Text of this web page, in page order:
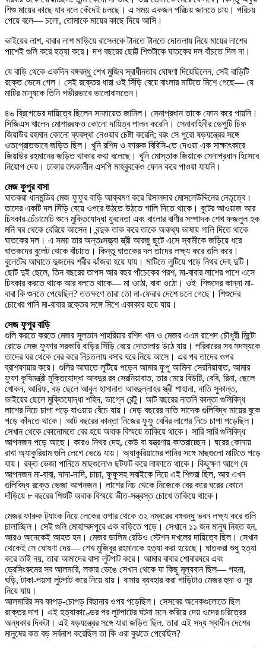
শিশু মায়ের কাছে যাব বলে কেঁদেই চলছে। এ সময় একজন পরিচয় জানতে চায়। পরিচয়
পেয়ে বলে— চলো, তোমাকে মায়ের কাছে দিয়ে আসি।
ভাইয়ের লাশ, বাবার লাশ মাড়িয়ে রাসেলকে টানতে টানতে দোতলায় নিয়ে মায়ের লাশের
পাশেই গুলি করে হত্যা করে। দশ বছরের ছোট্ট শিশুটাকে ঘাতকের দল বাঁচতে দিল না।
যে বাড়ি থেকে একদিন বঙ্গবন্ধু শেখ মুজিব স্বাধীনতার ঘোষণা দিয়েছিলেন, সেই বাড়িটি
রক্তে ভেসে গেল। সেই রক্তের ধারা ওই সিঁড়ি বেয়ে বাংলার মাটিতে মিশে গেছে— যে
মাটির মানুষকে তিনি গভীরভাবে ভালোবাসতেন।
৪৬ ব্রিগেডের দায়িত্বে ছিলেন সাফায়েত জামিল। সেনাপ্রধান তাকে ফোন করে পায়নি।
সিজিএস খালেদ মোশাররফও কোনো দায়িত্ব পালন করেনি। সেনাবাহিনীর ডেপুটি চিফ
জিয়াউর রহমান কোনো ব্যবস্থা নেওয়ার চেষ্টা করেনি; বরং সে পুরো ষড়যন্ত্রের সঙ্গে
ওতপ্রোতভাবে জড়িত ছিল। খুনি রশিদ ও ফারুক বিবিসি-তে দেওয়া এক সাক্ষাৎকারে
জিয়াউর রহমানের জড়িত থাকার কথা বলেছে। খুনি মোস্তাক জিয়াকে সেনাপ্রধান হিসেবে
নিয়োগ দেয়। ঢাকার তৎকালীন এসপি মাহবুবকেও ফোন করে পাওয়া যায়নি।
মেজ ফুপুর বাসা
ঘাতকরা ধানমন্ডির মেজ ফুফুর বাড়ি আক্রমণ করে রিসালদার মোসলেউদ্দিনের নেতৃত্বে।
তাদের একটি দল সিঁড়ি বেয়ে ওপরে উঠতে উঠতে গালি দিতে থাকে। বুটের আওয়াজ আর
চিৎকার-চেঁচামেচি শুনে মুক্তিযোদ্ধা যুবনেতা এবং বাংলার বাণীর সম্পাদক শেখ ফজলুল হক
মনি ঘর থেকে বেরিয়ে আসেন। বন্দুক তাক করে তাকে অকথ্য ভাষায় গালি দিতে থাকে
ঘাতকের দল। এ সময় তার অন্তঃসত্ত্বা স্ত্রী আরজু ছুটে এসে স্বামীকে জড়িয়ে ধরে
ঘাতকদের বুলেট থেকে বাঁচাতে। কিন্তু ঘাতকের দল তাদের লক্ষ্য করে গুলি করে।
বুলেটের আঘাতে দুজনের শরীর ঝাঁজরা হয়ে যায়। মাটিতে লুটিয়ে পড়ে নিথর দেহ দুটি।
ছোট দুই ছেলে, তিন বছরের তাপস আর বছর পাঁচেকের পরশ, মা-বাবার লাশের পাশে এসে
চিৎকার করতে থাকে আর বলতে থাকে— মা ওঠো, বাবা ওঠো। ওই শিশুদের কান্না মা-
বাবা কি শুনতে পেয়েছিল? ততক্ষণে তারা তো না-ফেরার দেশে চলে গেছে। শিশুদের
চোখের পানি মা-বাবার রক্তের সঙ্গে মিশে একাকার হয়ে যায়।
সেজ ফুপুর বাড়ি
গুলি করতে করতে মেজর সুলতান শাহরিয়ার রশিদ খান ও মেজর এএম রাশেদ চৌধুরী মিন্টো
রোডে সেজ ফুফার সরকারি বাড়ির সিঁড়ি বেয়ে দোতালায় উঠে যায়। পরিবারের সব সদস্যকে
তাদের ঘর থেকে বের করে নিচতলায় বসার ঘরে নিয়ে আসে। এর পর তাদের ওপর
ব্রাশফায়ার করে। গুলির আঘাতে লুটিয়ে পড়েন আমার ফুপু আমিনা সেরনিয়াবাত, আমার
ফুফা কৃষিমন্ত্রী মুক্তিযোদ্ধা আবদুর রব সেরনিয়াবাত, তার মেয়ে বিউটি, বেবি, রিনা, ছেলে
খোকন, আরিফ, বড় ছেলে আবুল হাসানাত আবদুল্লাহর স্ত্রী শাহানা, নাতি সুকান্ত,
ভাইয়ের ছেলে মুক্তিযোদ্ধা শহিদ, ভাগ্নে রেন্টু। আট বছরের নাতনি কান্তা গুলিবিদ্ধ
লাশের নিচে চাপা পড়ে যাওয়ায় বেঁচে যায়। দেড় বছরের নাতি সাদেক গুলিবিদ্ধ মায়ের বুকে
পড়ে কাঁদতে থাকে। আট বছরের কান্তা নিজের ফুফু বেবির লাশের নিচে চাপা পড়েছিল।
সেখান থেকে কোনোমতে বের হয়ে অবাক বিস্ময়ে তাকিয়ে থাকে। সারি সারি গুলিবিদ্ধ
আপনজন পড়ে আছে। কারও নিথর দেহ, কেউ বা যন্ত্রণায় কাতরাচ্ছেন। ঘরের কোনায়
রাখা অ্যাকুরিয়াম গুলি লেগে ভেঙে যায়। অ্যাকুরিয়ামের পানির সঙ্গে মাছগুলো মাটিতে পড়ে
যায়। রক্ত ভেজা পানিতে মাছগুলোও ছটফট করে লাফাতে থাকে। কিছুক্ষণ আগে যে
আপনজন মা-বাবা, দাদা-দাদি, চাচা, ফুফুসহ সবাইকে নিয়ে এই শিশুরা ছিল, আর এখন
গুলিবিদ্ধ রক্তে ভেজা আপনজন। লাশের নিচ থেকে নিজেকে বের করে ঘরের কোনে
দাঁড়িয়ে ৮ বছরের শিশুটি অবাক বিস্ময়ে ভীত-সন্ত্রস্ত চোখে তাকিয়ে থাকে।
মেজর ফারুক ট্যাংক নিয়ে লেকের ওপার থেকে ৩২ নম্বরের বঙ্গবন্ধু ভবন লক্ষ্য করে গুলি
চালাচ্ছিল। সেই গুলি মোহাম্মদপুরে এক বাড়িতে পড়ে। সেখানে ১১ জন মানুষ নিহত হন,
আরও অনেকেই আহত হন। মেজর ডালিম রেডিও স্টেশন দখলের দায়িত্বে ছিল। সেখান
থেকেই সে ঘোষণা দেয়— শেখ মুজিবুর রহমানকে হত্যা করা হয়েছে। ঘাতকরা শুধু হত্যা
করে তাই নয়, তারা আমাদের বাসা লুটপাট করে। আমার বাবার শোবারঘরে এবং
ড্রেসিংরুমের সব আলমারি, লকার ভেঙে সেখান থেকে যা কিছু মূল্যবান ছিল— গহনা,
ঘড়ি, টাকা-পয়সা লুটপাট করে নিয়ে যায়। বাসায় ব্যবহার করা গাড়িটাও মেজর হুদা ও নূর
নিয়ে যায়।
আলমারির সব কাপড়-চোপড় বিছানার ওপর পড়েছিল। সেসবের অনেকগুলোতে ছিল
রক্তের দাগ। এই হত্যাকাণ্ডের পর লুটপাটের ঘটনা মনে করিয়ে দেয় ওদের চরিত্রের
অন্ধকার দিকটা। এই ষড়যন্ত্রের সঙ্গে যারা জড়িত ছিল, তারা এই সদ্য স্বাধীন দেশের
মানুষের কত বড় সর্বনাশ করেছিল তা কি ওরা বুঝতে পেরেছিল?